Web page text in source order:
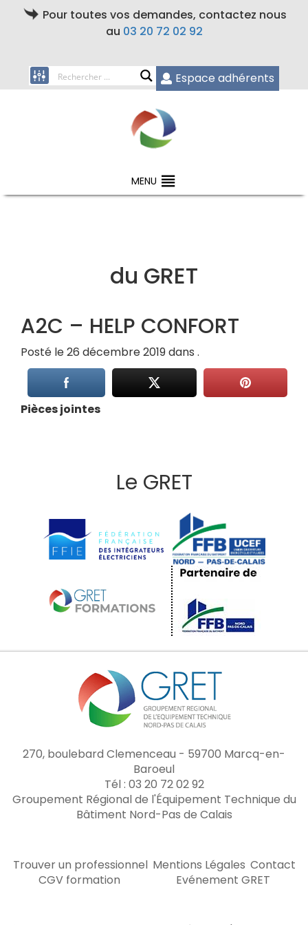
Pour toutes vos demandes, contactez nous
au 03 20 72 02 92
Espace adhérents
MENU
du GRET
A2C – HELP CONFORT
Posté le 26 décembre 2019 dans .
Pièces jointes
Le GRET
270, boulebard Clemenceau - 59700 Marcq-en-
Baroeul
Tél : 03 20 72 02 92
Groupement Régional de l'Équipement Technique du
Bâtiment Nord-Pas de Calais
Trouver un professionnel Mentions Légales Contact
CGV formation
Evénement GRET